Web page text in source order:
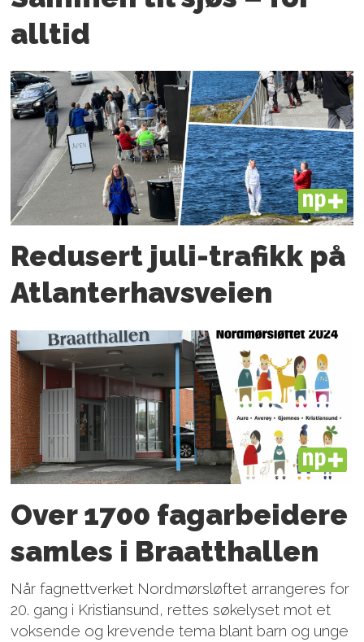
alltid
PLUS
Redusert juli-trafikk på
Atlanter­havsveien
PLUS
Over 1700 fagarbeidere
samles i Braatthallen
Når fagnettverket Nordmørsløftet arrangeres for
20. gang i Kristiansund, rettes søkelyset mot et
voksende og krevende tema blant barn og unge